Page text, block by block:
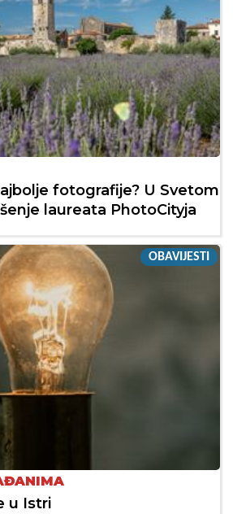
fotografije? U Svetom
laureata PhotoCityja
OBAVIJESTI
u Istri